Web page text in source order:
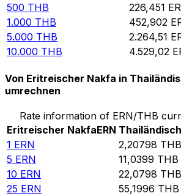
500 THB 226,451
1.000 THB 452,902
5.000 THB 2.264,51
10.000 THB 4.529,02
Von Eritreischer Nakfa in
umrechnen
Rate information of ERN/THB
Eritreischer NakfaERN
1 ERN 2,20798 THB
5 ERN 11,0399 THB
10 ERN 22,0798 THB
25 ERN 55,1996 THB